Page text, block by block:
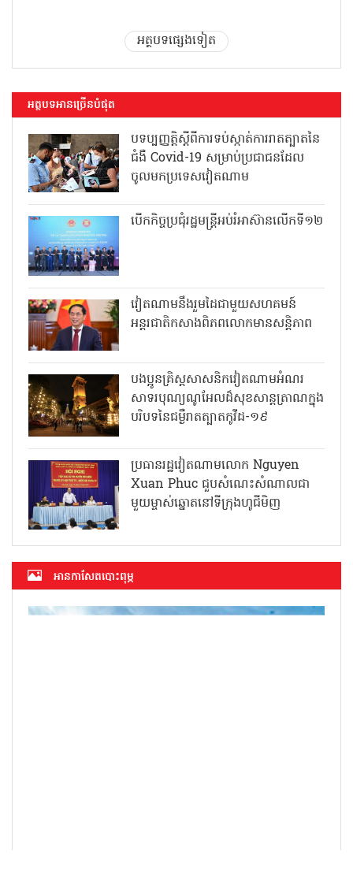
អត្ថបទផ្សេងទៀត
អត្ថបទអានច្រើនបំផុត
បទប្បញ្ញត្តិស្តីពីការទប់ស្កាត់ការរាតត្បាតនៃ
ជំងឺ Covid-19 សម្រាប់ប្រជាជនដែល
ចូលមកប្រទេសវៀតណាម
បើកកិច្ចប្រជុំរដ្ឋមន្ត្រីអប់រំអាស៊ានលើកទី១២
វៀតណាមនឹងរួមដៃជាមួយសហគមន៍
អន្តរជាតិកសាងពិភពលោកមានសន្តិភាព
បងប្អូនគ្រិស្តសាសនិកវៀតណាមអំណរ
សាទរបុណ្យណូអែលដ៏សុខសាន្តត្រាណក្នុង
បរិបទនៃជម្ងឺរាតត្បាតកូវីដ-១៩
ប្រធានរដ្ឋវៀតណាមលោក Nguyen
Xuan Phuc ជួបសំណេះសំណាលជា
មួយម្ចាស់ឆ្នោតនៅទីក្រុងហូជីមិញ
អាន​កាសែត​បោះពុម្ភ